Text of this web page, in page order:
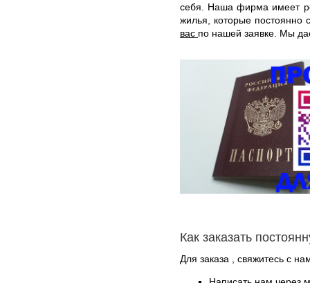
себя. Наша фирма имеет
жилья, которые постоянно
вас по нашей заявке. Мы
Как заказать
Для заказа , свяжитесь с